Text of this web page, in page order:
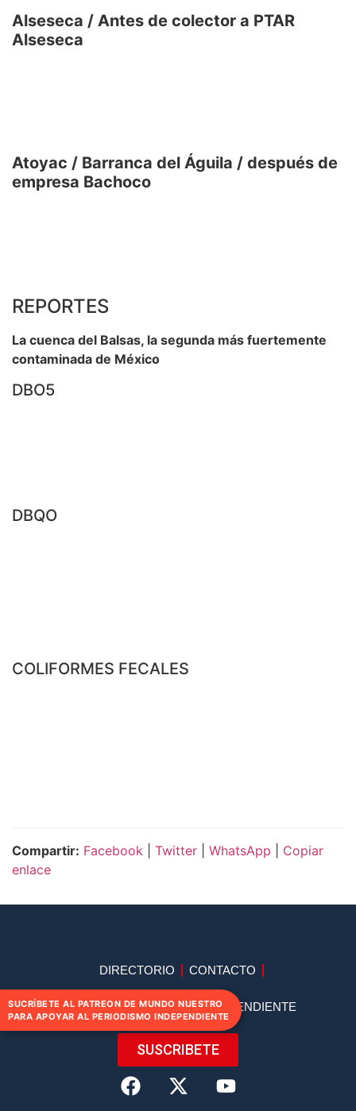
Alseseca / Antes de colector a PTAR
Alseseca
Atoyac / Barranca del Águila / después de
empresa Bachoco
REPORTES
La cuenca del Balsas, la segunda más fuertemente
contaminada de México
DBO5
DBQO
COLIFORMES FECALES
Compartir: Facebook Twitter WhatsApp
Copiar
enlace
DIRECTORIO CONTACTO
APOYA AL PERIODISMO INDEPENDIENTE
SUSCRIBETE
SUCRÍBETE AL PATREON DE MUNDO NUESTRO
PARA APOYAR AL PERIODISMO INDEPENDIENTE